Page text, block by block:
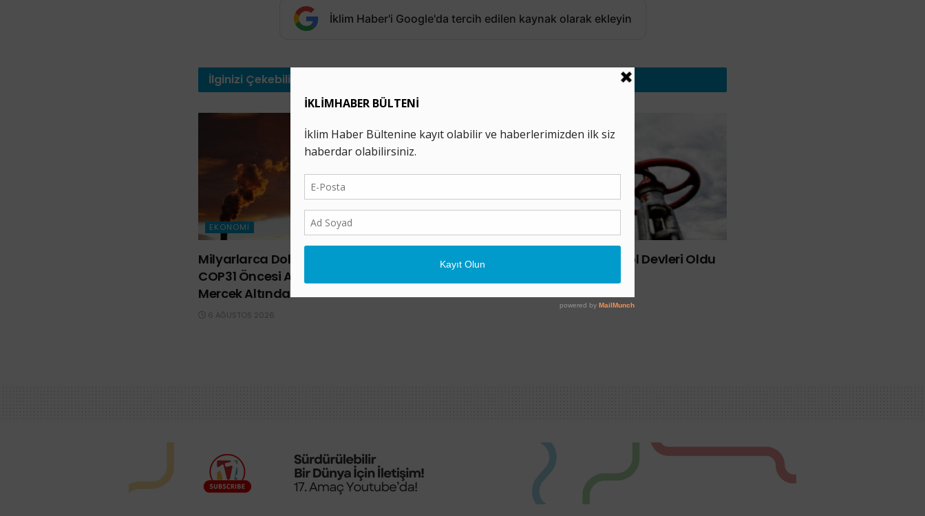
İklim Haber'i Google'da tercih edilen kaynak olarak ekleyin
İlginizi Çekebilir
EKONOMI
Milyarlarca Dolar Fosil Yakıtlara Akıyor:
COP31 Öncesi Avustralya ve Türkiye
Mercek Altında
6 AĞUSTOS 2026
Savaşın Kazananları Petrol Devleri Oldu